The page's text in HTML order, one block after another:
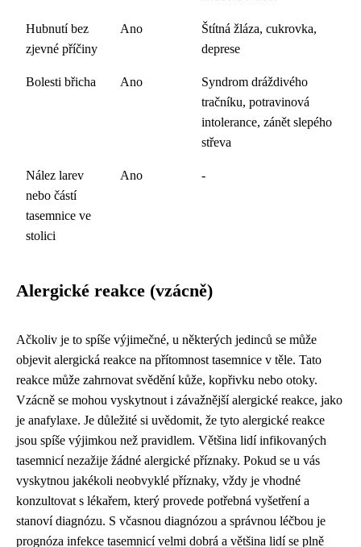
Hubnutí bez
zjevné příčiny
Ano
Štítná žláza, cukrovka,
deprese
Bolesti břicha Ano
Syndrom dráždivého
tračníku, potravinová
intolerance, zánět slepého
střeva
Nález larev
nebo částí
tasemnice ve
stolici
Ano -
Alergické reakce (vzácně)
Ačkoliv je to spíše výjimečné, u některých jedinců se může
objevit alergická reakce na přítomnost tasemnice v těle. Tato
reakce může zahrnovat svědění kůže, kopřivku nebo otoky.
Vzácně se mohou vyskytnout i závažnější alergické reakce, jako
je anafylaxe. Je důležité si uvědomit, že tyto alergické reakce
jsou spíše výjimkou než pravidlem. Většina lidí infikovaných
tasemnicí nezažije žádné alergické příznaky. Pokud se u vás
vyskytnou jakékoli neobvyklé příznaky, vždy je vhodné
konzultovat s lékařem, který provede potřebná vyšetření a
stanoví diagnózu. S včasnou diagnózou a správnou léčbou je
prognóza infekce tasemnicí velmi dobrá a většina lidí se plně